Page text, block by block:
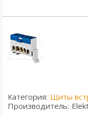
Категория: Щиты
Производитель: